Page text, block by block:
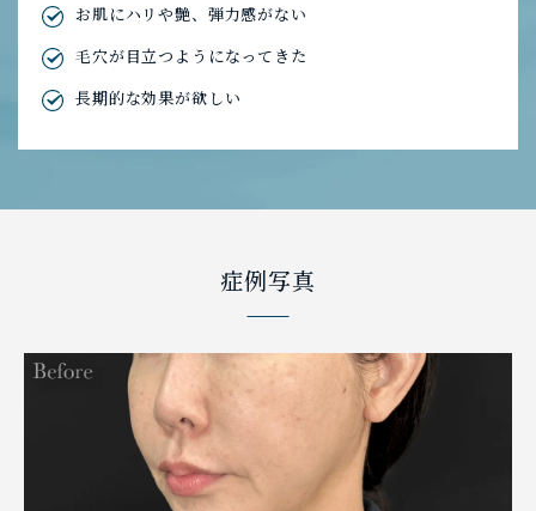
お肌にハリや艶、弾力感がない
毛穴が目立つようになってきた
長期的な効果が欲しい
症例写真